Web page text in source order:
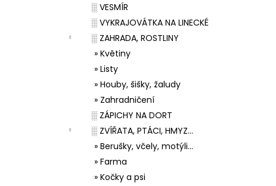
░ VESMÍR
░ VYKRAJOVÁTKA NA LINECKÉ
░ ZAHRADA, ROSTLINY
» Květiny
» Listy
» Houby, šišky, žaludy
» Zahradničení
░ ZÁPICHY NA DORT
░ ZVÍŘATA, PTÁCI, HMYZ...
» Berušky, včely, motýli...
» Farma
» Kočky a psi